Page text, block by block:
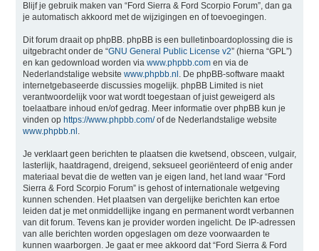
Blijf je gebruik maken van “Ford Sierra & Ford Scorpio Forum”, dan ga
je automatisch akkoord met de wijzigingen en of toevoegingen.
Dit forum draait op phpBB. phpBB is een bulletinboardoplossing die is
uitgebracht onder de “GNU General Public License v2” (hierna “GPL”)
en kan gedownload worden via www.phpbb.comen via de
Nederlandstalige website www.phpbb.nl . De phpBB-software maakt
internetgebaseerde discussies mogelijk. phpBB Limited is niet
verantwoordelijk voor wat wordt toegestaan of juist geweigerd als
toelaatbare inhoud en/of gedrag. Meer informatie over phpBB kun je
vinden op https://www.phpbb.com/of de Nederlandstalige website
www.phpbb.nl .
Je verklaart geen berichten te plaatsen die kwetsend, obsceen, vulgair,
lasterlijk, haatdragend, dreigend, seksueel georiënteerd of enig ander
materiaal bevat die de wetten van je eigen land, het land waar “Ford
Sierra & Ford Scorpio Forum” is gehost of internationale wetgeving
kunnen schenden. Het plaatsen van dergelijke berichten kan ertoe
leiden dat je met onmiddellijke ingang en permanent wordt verbannen
van dit forum. Tevens kan je provider worden ingelicht. De IP-adressen
van alle berichten worden opgeslagen om deze voorwaarden te
kunnen waarborgen. Je gaat er mee akkoord dat “Ford Sierra & Ford